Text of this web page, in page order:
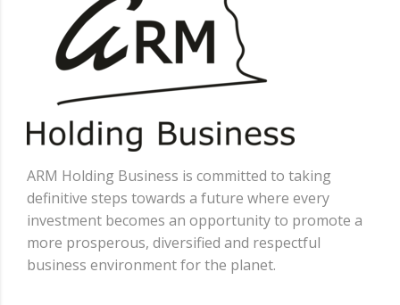
ARM Holding Business is committed to taking
definitive steps towards a future where every
investment becomes an opportunity to promote a
more prosperous, diversified and respectful
business environment for the planet.